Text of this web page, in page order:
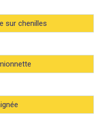
sur chenilles